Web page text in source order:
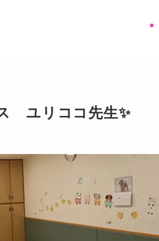
ユリココ先生✨